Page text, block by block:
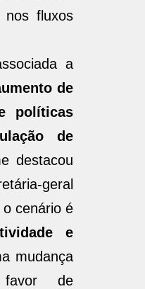
fluxos
a
de
políticas
de
destacou
geral
cenário é
e
mudança
de